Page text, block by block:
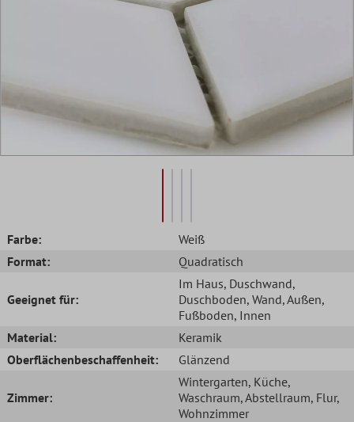
Farbe:
Weiß
Format:
Quadratisch
Geeignet für:
Im Haus, Duschwand,
Duschboden, Wand, Außen,
Fußboden, Innen
Material:
Keramik
Oberflächenbeschaffenheit:
Glänzend
Zimmer:
Wintergarten, Küche,
Waschraum, Abstellraum, Flur,
Wohnzimmer